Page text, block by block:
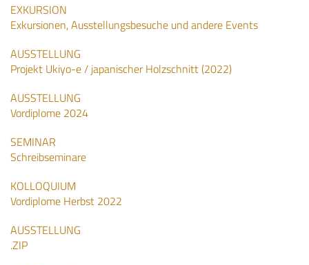
EXKURSION
Exkursionen, Ausstellungsbesuche und andere Events
AUSSTELLUNG
Projekt Ukiyo-e / japanischer Holzschnitt (2022)
AUSSTELLUNG
Vordiplome 2024
SEMINAR
Schreibseminare
KOLLOQUIUM
Vordiplome Herbst 2022
AUSSTELLUNG
.ZIP